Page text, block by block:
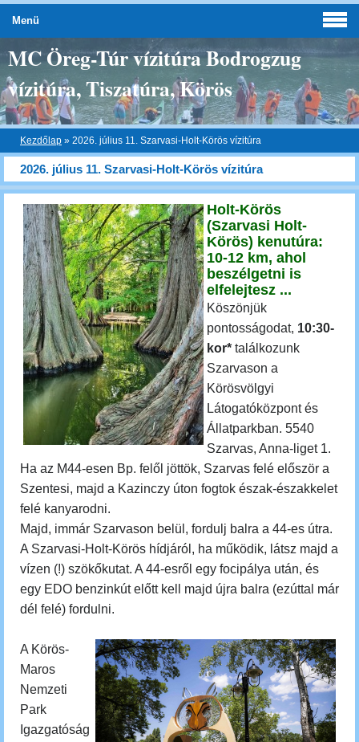
MC Öreg-Túr vízitúra Bodrogzug
vízitúra, Tiszatúra, Körös
Kezdőlap » 2026. július 11. Szarvasi-Holt-Körös vízitúra
2026. július 11. Szarvasi-Holt-Körös vízitúra
Holt-Körös
(Szarvasi Holt-
Körös) kenutúra:
10-12 km, ahol
beszélgetni is
elfelejtesz ...
Köszönjük
pontosságodat, 10:30-
kor* találkozunk
Szarvason a
Körösvölgyi
Látogatóközpont és
Állatparkban. 5540
Szarvas, Anna-liget 1.
Ha az M44-esen Bp. felől jöttök, Szarvas felé először a
Szentesi, majd a Kazinczy úton fogtok észak-északkelet
felé kanyarodni.
Majd, immár Szarvason belül, fordulj balra a 44-es útra.
A Szarvasi-Holt-Körös hídjáról, ha működik, látsz majd a
vízen (!) szökőkutat. A 44-esről egy focipálya után, és
egy EDO benzinkút előtt kell majd újra balra (ezúttal már
dél felé) fordulni.
A Körös-
Maros
Nemzeti
Park
Igazgatóság
Menü